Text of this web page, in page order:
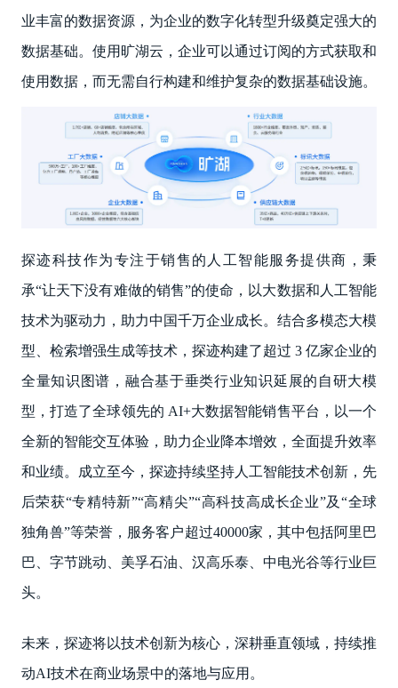
业丰富的数据资源，为企业的数字化转型升级奠定强大的
数据基础。使用旷湖云，企业可以通过订阅的方式获取和
使用数据，而无需自行构建和维护复杂的数据基础设施。
探迹科技作为专注于销售的人工智能服务提供商，秉
承“让天下没有难做的销售”的使命，以大数据和人工智能
技术为驱动力，助力中国千万企业成长。结合多模态大模
型、检索增强生成等技术，探迹构建了超过 3 亿家企业的
全量知识图谱，融合基于垂类行业知识延展的自研大模
型，打造了全球领先的 AI+大数据智能销售平台，以一个
全新的智能交互体验，助力企业降本增效，全面提升效率
和业绩。成立至今，探迹持续坚持人工智能技术创新，先
后荣获“专精特新”“高精尖”“高科技高成长企业”及“全球
独角兽”等荣誉，服务客户超过40000家，其中包括阿里巴
巴、字节跳动、美孚石油、汉高乐泰、中电光谷等行业巨
头。
未来，探迹将以技术创新为核心，深耕垂直领域，持续推
动AI技术在商业场景中的落地与应用。